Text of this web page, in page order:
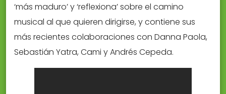
‘más maduro’ y ‘reflexiona’ sobre el camino
musical al que quieren dirigirse, y contiene sus
más recientes colaboraciones con Danna Paola,
Sebastián Yatra, Cami y Andrés Cepeda.